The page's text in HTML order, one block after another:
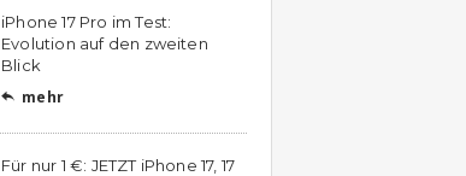
iPhone 17 Pro im Test:
Evolution auf den zweiten
Blick
 mehr
Für nur 1 €: JETZT iPhone 17, 17